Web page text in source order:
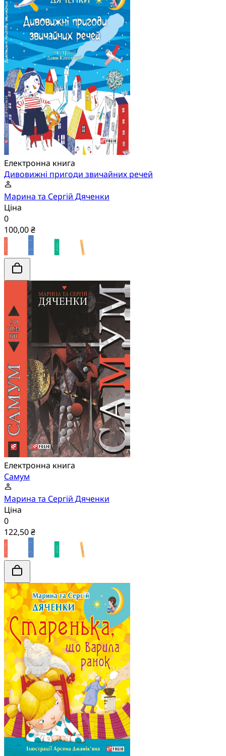
Електронна книга
Дивовижні пригоди звичайних речей
Марина та Сергій Дяченки
Ціна
0
100,00 ₴
Електронна книга
Самум
Марина та Сергій Дяченки
Ціна
0
122,50 ₴